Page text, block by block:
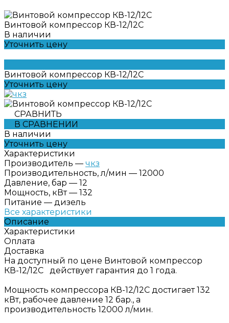
Винтовой компрессор КВ-12/12С
В наличии
Уточнить цену
Винтовой компрессор КВ-12/12С
Уточнить цену
СРАВНИТЬ
В СРАВНЕНИИ
В наличии
Уточнить цену
Характеристики
Производитель — чкз
Производительность, л/мин — 12000
Давление, бар — 12
Мощность, кВт — 132
Питание — дизель
Все характеристики
Описание
Характеристики
Оплата
Доставка
На доступный по цене Винтовой компрессор
КВ-12/12С действует гарантия до 1 года.
Мощность компрессора КВ-12/12С достигает 132
кВт, рабочее давление 12 бар., а
производительность 12000 л/мин.